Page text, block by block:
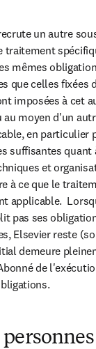
un autre
traitement
mêmes
que celles fixées
imposées à cet
moyen d'un
en particulier
suffisantes quant
et
à ce que le
applicable.
pas ses
Elsevier reste
demeure
de
personnes